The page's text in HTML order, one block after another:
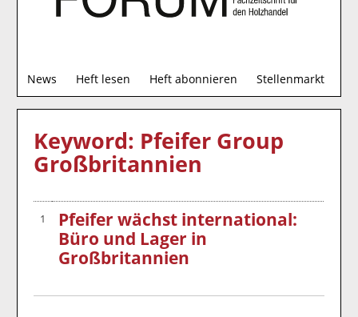
News Heft lesen Heft abonnieren Stellenmarkt
u
c
Keyword: Pfeifer Group
Großbritannien
1
Pfeifer wächst international:
Büro und Lager in
Großbritannien